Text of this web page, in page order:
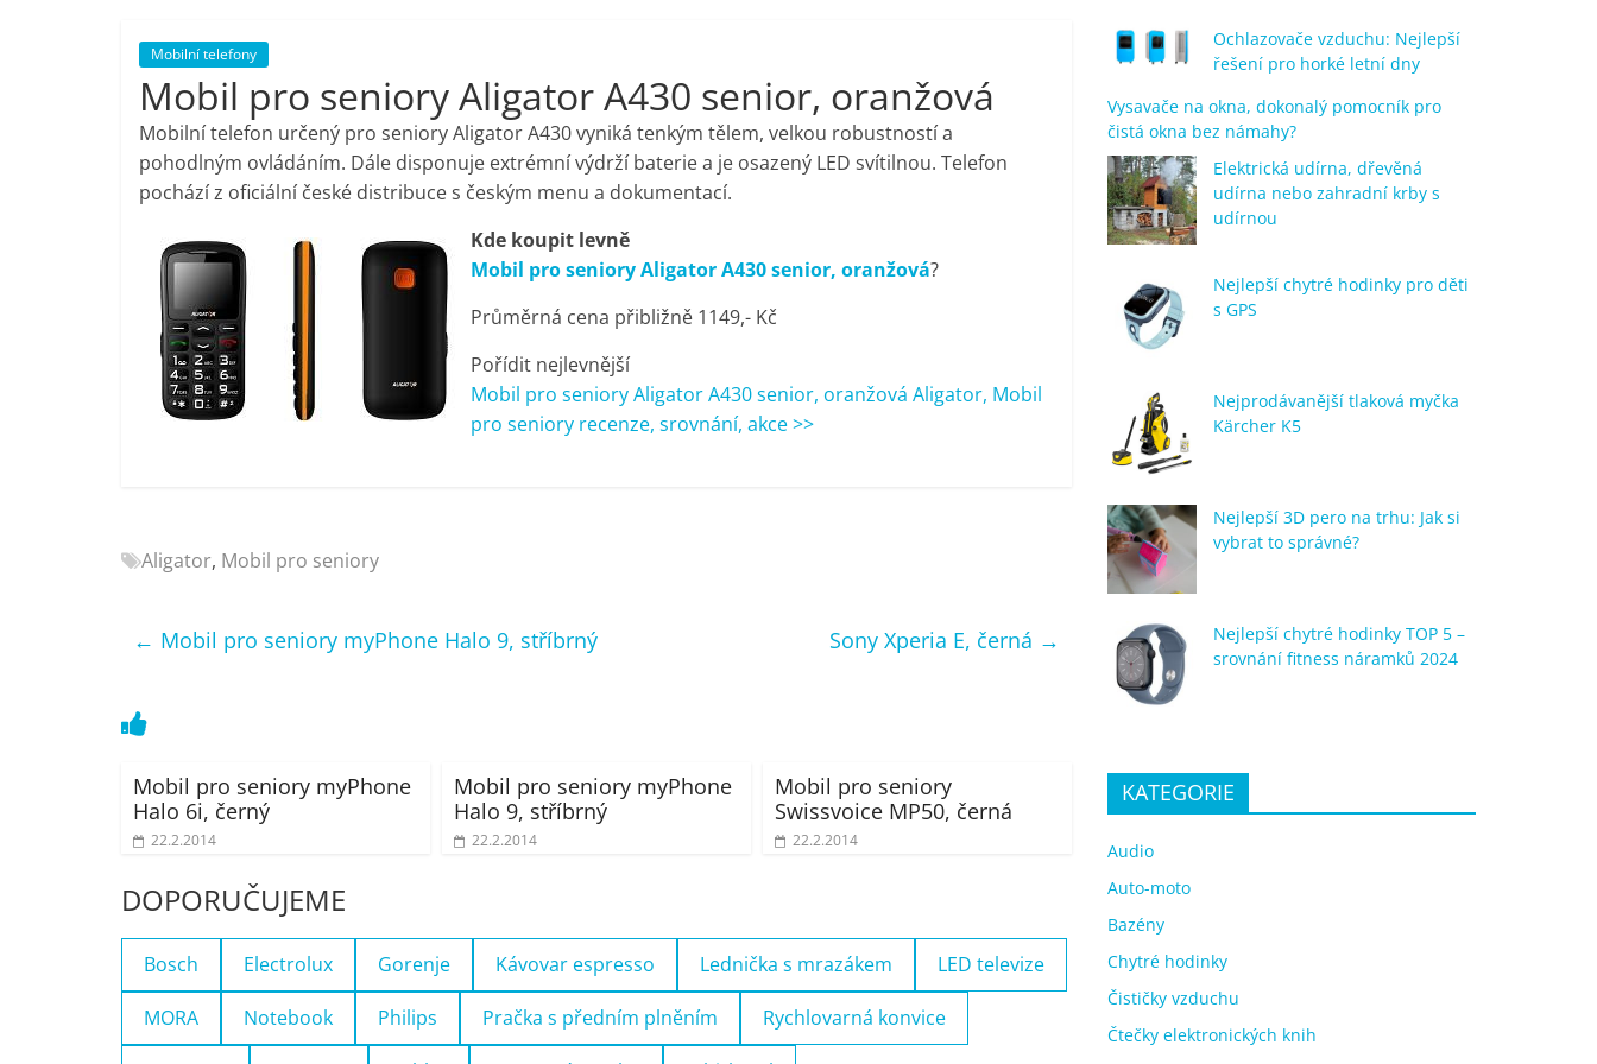
porovnání,
pračky,
televize,
notebooky,
mobilní
telefony,
kávovary,
Nejlepší
Elektro
pračky,
notebooky,
mobilní
telefony,
bazény
Mobilní telefony
Mobil pro seniory Aligator A430 senior, oranžová
Mobilní telefon určený pro seniory Aligator A430 vyniká tenkým tělem, velkou robustností a
pohodlným ovládáním. Dále disponuje extrémní výdrží baterie a je osazený LED svítilnou. Telefon
pochází z oficiální české distribuce s českým menu a dokumentací.
Kde koupit levně
Mobil pro seniory Aligator A430 senior, oranžová?
Průměrná cena přibližně 1149,- Kč
Pořídit nejlevnější
Mobil pro seniory Aligator A430 senior, oranžová Aligator, Mobil
pro seniory recenze, srovnání, akce >>
Aligator, Mobil pro seniory
← Mobil pro seniory myPhone Halo 9, stříbrný Sony Xperia E, černá →
Mobil pro seniory myPhone
Halo 6i, černý
22.2.2014
Mobil pro seniory myPhone
Halo 9, stříbrný
22.2.2014
Mobil pro seniory
Swissvoice MP50, černá
22.2.2014
DOPORUČUJEME
Bosch Electrolux Gorenje Kávovar espresso Lednička s mrazákem LED televize
MORA Notebook Philips Pračka s předním plněním Rychlovarná konvice
Ochlazovače vzduchu: Nejlepší
řešení pro horké letní dny
Vysavače na okna, dokonalý pomocník pro
čistá okna bez námahy?
Elektrická udírna, dřevěná
udírna nebo zahradní krby s
udírnou
Nejlepší chytré hodinky pro děti
s GPS
Nejprodávanější tlaková myčka
Kärcher K5
Nejlepší 3D pero na trhu: Jak si
vybrat to správné?
Nejlepší chytré hodinky TOP 5 –
srovnání fitness náramků 2024
KATEGORIE
Audio
Auto-moto
Bazény
Chytré hodinky
Čističky vzduchu
Čtečky elektronických knih